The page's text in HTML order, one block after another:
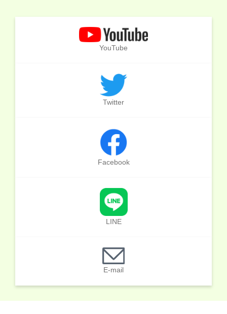
YouTube
Twitter
Facebook
LINE
E-mail